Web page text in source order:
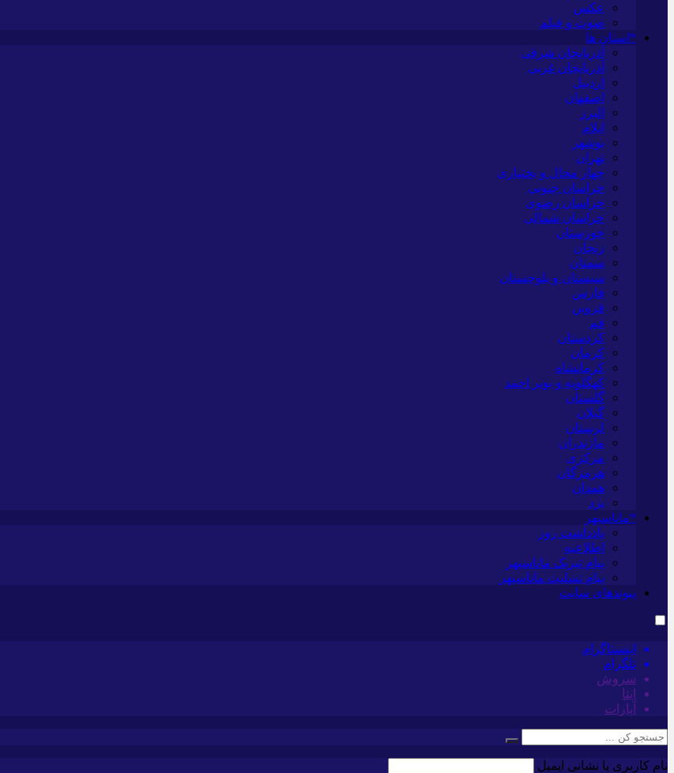
عکس
صوت و فیلم
*استان ها
آذربایجان شرقی
آذربایجان غربی
اردبیل
اصفهان
البرز
ایلام
بوشهر
تهران
چهار محال و بختیاری
خراسان جنوبی
خراسان رضوی
خراسان شمالی
خوزستان
زنجان
سمنان
سیستان و بلوچستان
فارس
قزوین
قم
کردستان
کرمان
کرمانشاه
کهگلویه و بویر احمد
گلستان
گیلان
لرستان
مازندران
مرکزی
هرمزگان
همدان
یزد
*ماناسپهر
یادداشت روز
اطلاعیه
پیام تبریک ماناسپهر
پیام تسلیت ماناسپهر
پیوندهای سایت
اینستاگرام
تلگرام
سروش
ایتا
آپارات
نام کاربری یا نشانی ایمیل